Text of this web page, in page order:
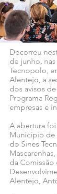
Decorreu
de junho,
Tecnopolo,
Alentejo, a
dos avisos
Programa
empresas e
A abertura
Município de
do Sines
da
Alentejo,